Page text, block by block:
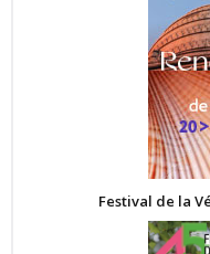
Festival de la